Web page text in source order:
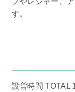
す。
設営時間 TOTAL